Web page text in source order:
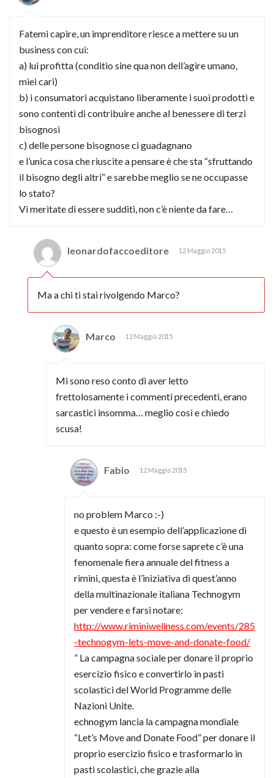
Fatemi capire, un imprenditore riesce a mettere su un
business con cui:
a) lui profitta (conditio sine qua non dell’agire umano,
miei cari)
b) i consumatori acquistano liberamente i suoi prodotti e
sono contenti di contribuire anche al benessere di terzi
bisognosi
c) delle persone bisognose ci guadagnano
e l’unica cosa che riuscite a pensare è che sta “sfruttando
il bisogno degli altri” e sarebbe meglio se ne occupasse
lo stato?
Vi meritate di essere sudditi, non c’è niente da fare…
leonardofaccoeditore 12 Maggio 2015
Ma a chi ti stai rivolgendo Marco?
Marco 12 Maggio 2015
Mi sono reso conto di aver letto
frettolosamente i commenti precedenti, erano
sarcastici insomma… meglio così e chiedo
scusa!
Fabio 12 Maggio 2015
no problem Marco :-)
e questo è un esempio dell’applicazione di
quanto sopra: come forse saprete c’è una
fenomenale fiera annuale del fitness a
rimini, questa è l’iniziativa di quest’anno
della multinazionale italiana Technogym
per vendere e farsi notare:
http://www.riminiwellness.com/events/285
-technogym-lets-move-and-donate-food/
” La campagna sociale per donare il proprio
esercizio fisico e convertirlo in pasti
scolastici del World Programme delle
Nazioni Unite.
echnogym lancia la campagna mondiale
“Let’s Move and Donate Food” per donare il
proprio esercizio fisico e trasformarlo in
pasti scolastici, che grazie alla